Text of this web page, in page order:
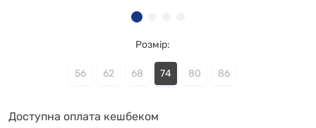
Розмір:
56 62 68 74 80 86
Доступна оплата кешбеком